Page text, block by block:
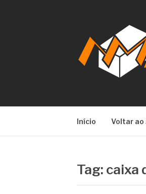
Início Voltar ao
Tag: caixa